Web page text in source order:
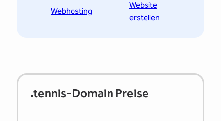
Webhosting
Website
erstellen
.tennis-Domain Preise